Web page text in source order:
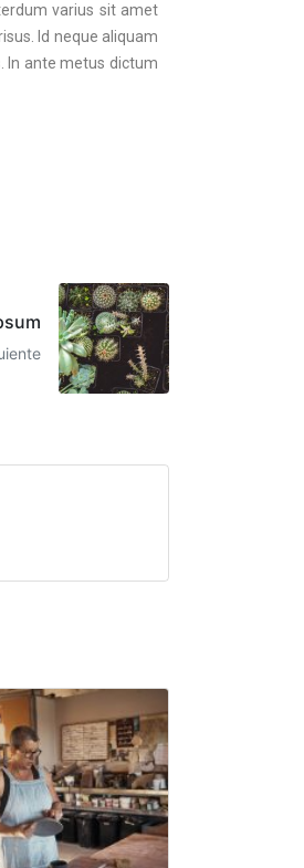
varius sit amet
Id neque aliquam
In ante metus dictum